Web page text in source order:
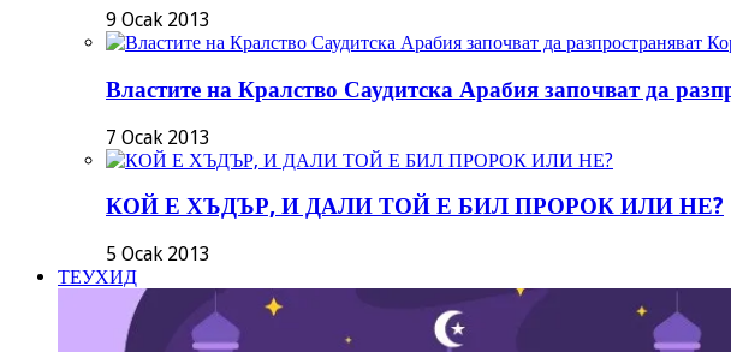
9 Ocak 2013
Властите на Кралство Саудитска Арабия започват да
7 Ocak 2013
КОЙ Е ХЪДЪР, И ДАЛИ ТОЙ Е БИЛ ПРОРОК ИЛИ НЕ?
5 Ocak 2013
ТЕУХИД